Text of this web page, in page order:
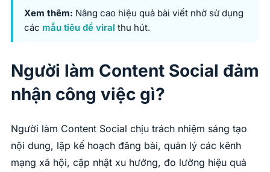
Xem thêm: Nâng cao hiệu quả bài viết nhờ sử dụng
các mẫu tiêu đề viral thu hút.
Người làm Content Social đảm
nhận công việc gì?
Người làm Content Social chịu trách nhiệm sáng tạo
nội dung, lập kế hoạch đăng bài, quản lý các kênh
mạng xã hội, cập nhật xu hướng, đo lường hiệu quả